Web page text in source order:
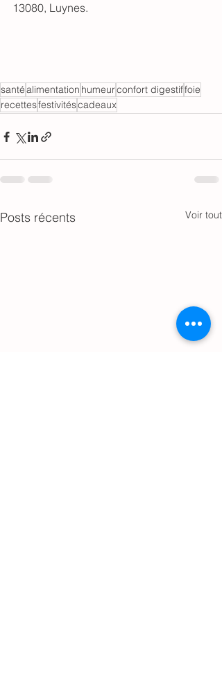
13080, Luynes.
santéalimentation humeurconfort digestiffoie
recettesfestivitéscadeaux
Posts récents Voir tout